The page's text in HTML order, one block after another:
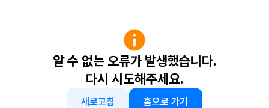
알 수 없는 오류가 발생했습니다.
다시 시도해주세요.
새로고침 홈으로 가기